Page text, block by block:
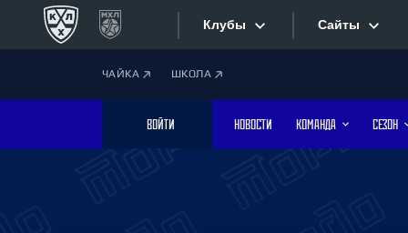
Клубы
Дивизион Боброва
Лада
Сайты
ЧАЙКА ШКОЛА
ВОЙТИ НОВОСТИ КОМАНДА СЕЗОН